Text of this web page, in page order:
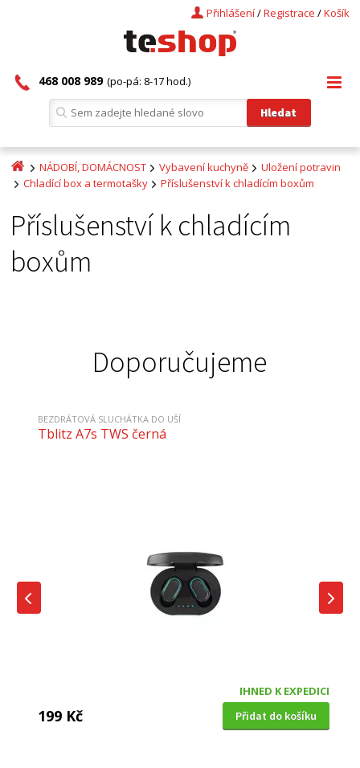
Košík
/
Registrace
/
Přihlášení
468 008 989 (po-pá: 8-17 hod.)
NÁDOBÍ, DOMÁCNOST Vybavení kuchyně
Uložení potravin
Chladící box a termotašky
Příslušenství k chladícím boxům
Příslušenství k chladícím
boxům
Doporučujeme
BEZDRÁTOVÁ SLUCHÁTKA DO UŠÍ
Tblitz A7s TWS černá
IHNED K EXPEDICI
199 Kč Přidat do košíku